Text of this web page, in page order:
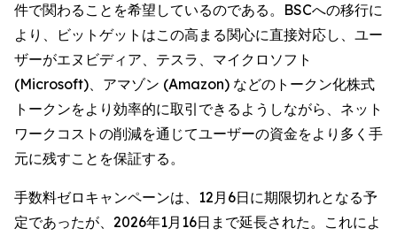
件で関わることを希望しているのである。BSCへの移行に
より、ビットゲットはこの高まる関心に直接対応し、ユー
ザーがエヌビディア、テスラ、マイクロソフト
(Microsoft)、アマゾン (Amazon) などのトークン化株式
トークンをより効率的に取引できるようしながら、ネット
ワークコストの削減を通じてユーザーの資金をより多く手
元に残すことを保証する。
手数料ゼロキャンペーンは、12月6日に期限切れとなる予
定であったが、2026年1月16日まで延長された。これによ